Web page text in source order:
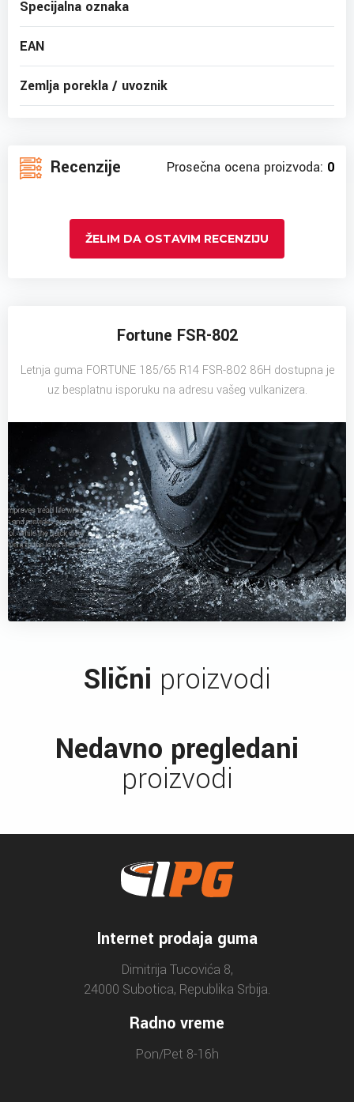
Specijalna oznaka
EAN
Zemlja porekla / uvoznik
Recenzije Prosečna ocena proizvoda: 0
ŽELIM DA OSTAVIM RECENZIJU
Fortune FSR-802
Letnja guma FORTUNE 185/65 R14 FSR-802 86H dostupna je
uz besplatnu isporuku na adresu vašeg vulkanizera.
Slični proizvodi
Nedavno pregledani
proizvodi
Internet prodaja guma
Dimitrija Tucovića 8,
24000 Subotica, Republika Srbija.
Radno vreme
Pon/Pet 8-16h